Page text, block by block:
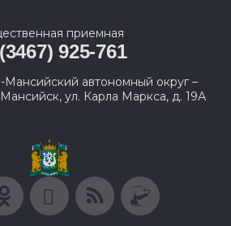
приемная
925-761
Мансийский автономный округ –
ул. Карла Маркса, д. 19А